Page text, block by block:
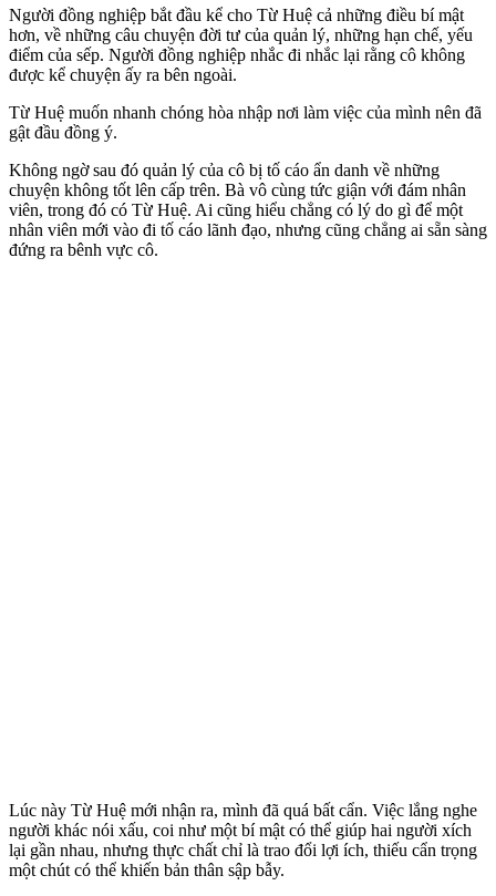
Người đồng nghiệp bắt đầu kể cho Từ Huệ cả những điều bí mật
hơn, về những câu chuyện đời tư của quản lý, những hạn chế, yếu
điểm của sếp. Người đồng nghiệp nhắc đi nhắc lại rằng cô không
được kể chu‌yện ấ‌y ra bên ngoài.
Từ Huệ muốn nhanh chóng hòa nhập nơi làm việc của mình nên đã
gật đầu đồng ý.
Không ngờ sau đó quản lý của cô bị tố cáo ẩn danh về những
chuyện không tốt lên cấp trên. Bà vô cùng tức giận với đám nhân
viên, trong đó có Từ Huệ. Ai cũng hiểu chẳng có lý do gì để một
nhân viên mới vào đi tố cáo lãnh đạo, nhưng cũng chẳng ai sẵn sàng
đứng ra bênh vực cô.
Lúc này Từ Huệ mới nhận ra, mình đã quá bất cẩn. Việc lắng nghe
người khác nói xấu, coi như một bí mật có thể giúp hai người xích
lại gần nhau, nhưng thực chất chỉ là trao đổi lợi ích, thiếu cẩn trọng
một chút có thể khiến bản thân sập bẫy.